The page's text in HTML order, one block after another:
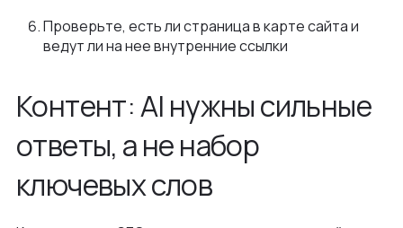
Проверьте, есть ли страница в карте сайта и
ведут ли на нее внутренние ссылки
Контент: AI нужны сильные
ответы, а не набор
ключевых слов